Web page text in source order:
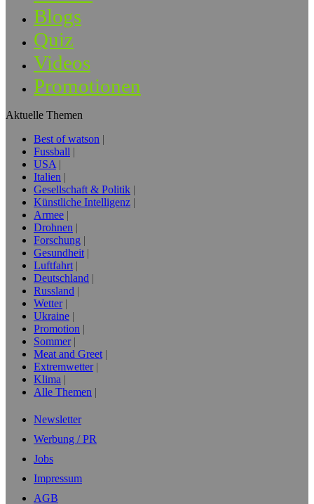
Blogs
Quiz
Videos
Promotionen
Aktuelle Themen
Best of watson
Fussball
USA
Italien
Gesellschaft & Politik
Künstliche Intelligenz
Armee
Drohnen
Forschung
Gesundheit
Luftfahrt
Deutschland
Russland
Wetter
Ukraine
Promotion
Sommer
Meat and Greet
Extremwetter
Klima
Alle Themen
Newsletter
Werbung / PR
Jobs
Impressum
AGB